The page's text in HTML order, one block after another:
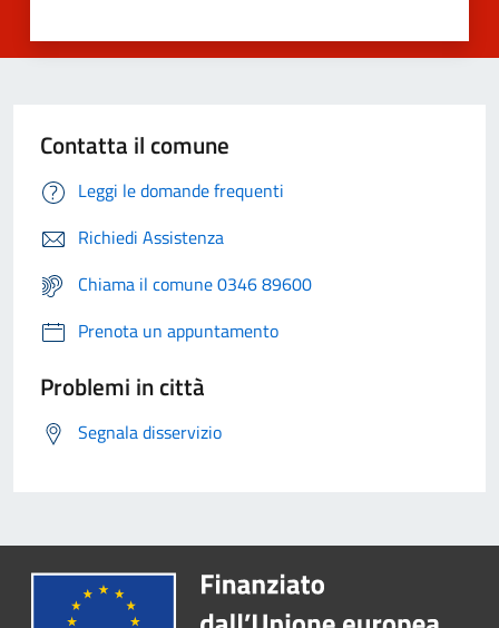
Contatta il comune
Leggi le domande frequenti
Richiedi Assistenza
Chiama il comune 0346 89600
Prenota un appuntamento
Problemi in città
Segnala disservizio